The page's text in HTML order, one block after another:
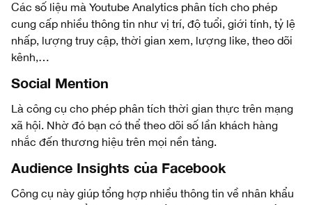
Các số liệu mà Youtube Analytics phân tích cho phép
cung cấp nhiều thông tin như vị trí, độ tuổi, giới tính, tỷ lệ
nhấp, lượng truy cập, thời gian xem, lượng like, theo dõi
kênh,…
Social Mention
Là công cụ cho phép phân tích thời gian thực trên mạng
xã hội. Nhờ đó bạn có thể theo dõi số lần khách hàng
nhắc đến thương hiệu trên mọi nền tảng.
Audience Insights của Facebook
Công cụ này giúp tổng hợp nhiều thông tin về nhân khẩu